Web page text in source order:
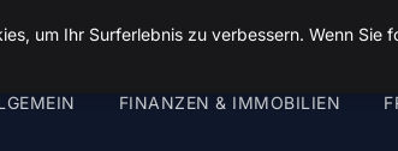
FINANZEN & IMMOBILIEN
um Ihr Surferlebnis zu verbessern. Wenn